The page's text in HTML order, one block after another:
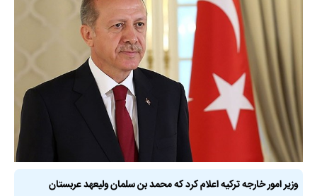
وزیر امور خارجه ترکیه اعلام کرد که محمد بن سلمان ولیعهد عربستان